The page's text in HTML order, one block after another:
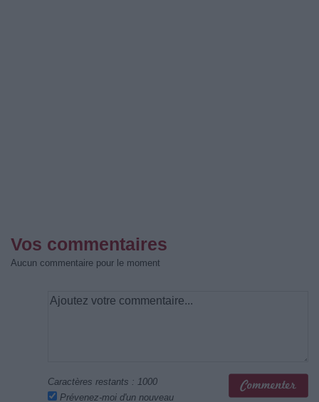
Vos commentaires
Aucun commentaire pour le moment
Caractères restants : 1000
Prévenez-moi d'un nouveau